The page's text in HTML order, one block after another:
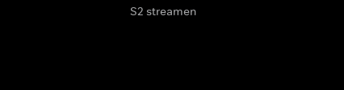
S2 streamen